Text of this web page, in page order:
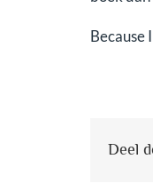
Because
Deel